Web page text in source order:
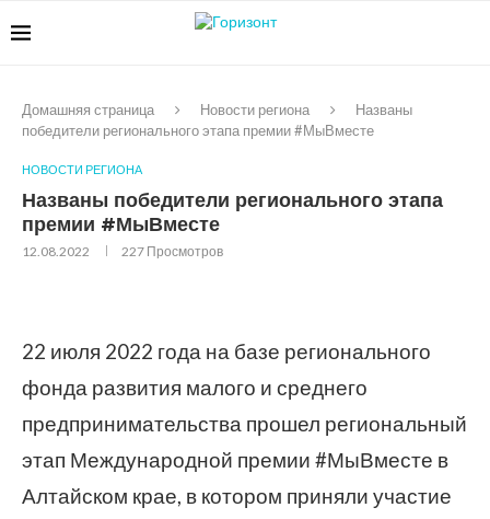
Домашняя страница Новости региона
Названы
победители регионального этапа премии #МыВместе
НОВОСТИ РЕГИОНА
Названы победители регионального этапа
премии #МыВместе
12.08.2022 227 Просмотров
22 июля 2022 года на базе регионального
фонда развития малого и среднего
предпринимательства прошел региональный
этап Международной премии #МыВместе в
Алтайском крае, в котором приняли участие